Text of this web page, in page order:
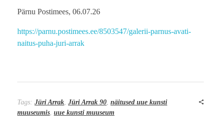
Pärnu Postimees, 06.07.26
https://parnu.postimees.ee/8503547/galerii-parnus-avati-
naitus-puha-juri-arrak
Tags: Jüri Arrak, Jüri Arrak 90, näitused uue kunsti
muuseumis, uue kunsti muuseum